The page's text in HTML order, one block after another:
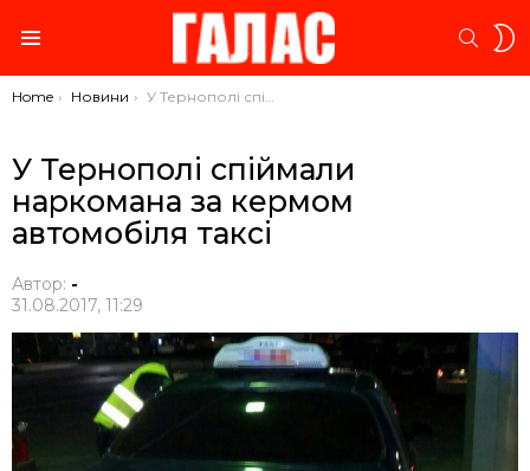
You are here:
Home Новини У Тернополі спіймали наркомана за кермом автомобіля таксі
У Тернополі спіймали
наркомана за кермом
автомобіля таксі
Автор: -
31.08.2017, 11:29